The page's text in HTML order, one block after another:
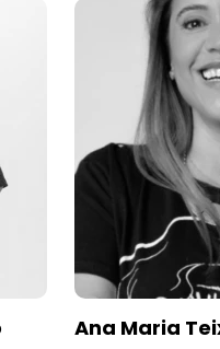
Ana Maria